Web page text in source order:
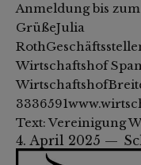
Anmeldung bis
GrüßeJulia
Wirtschaftshof
Text: Vereinigung
4. April 2025